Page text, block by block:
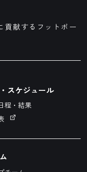
貢献するフットボー
スケジュール
程・結果